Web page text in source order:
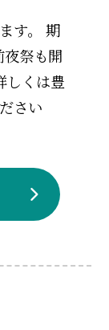
す。 期
祭も開
しくは豊
さい